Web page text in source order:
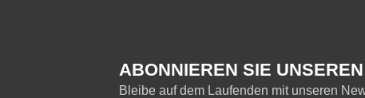
ABONNIEREN SIE
Bleibe auf dem Laufenden mit unseren